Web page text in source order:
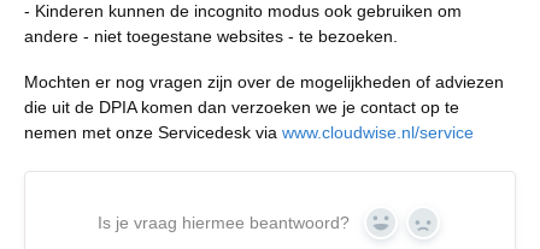
- Kinderen kunnen de incognito modus ook gebruiken om
andere - niet toegestane websites - te bezoeken.
Mochten er nog vragen zijn over de mogelijkheden of adviezen
die uit de DPIA komen dan verzoeken we je contact op te
nemen met onze Servicedesk via www.cloudwise.nl/service
Is je vraag hiermee beantwoord? Yes No